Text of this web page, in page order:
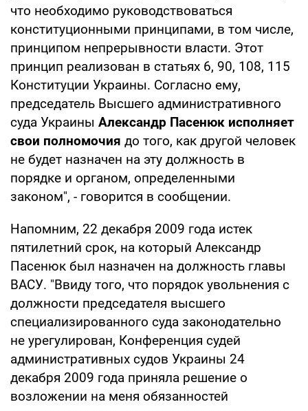
что необходимо руководствоваться
конституционными принципами, в том числе,
принципом непрерывности власти. Этот
принцип реализован в статьях 6, 90, 108, 115
Конституции Украины. Согласно ему,
председатель Высшего административного
суда Украины Александр Пасенюк исполняет
свои полномочия до того, как другой человек
не будет назначен на эту должность в
порядке и органом, определенными
законом", - говорится в сообщении.
Напомним, 22 декабря 2009 года истек
пятилетний срок, на который Александр
Пасенюк был назначен на должность главы
ВАСУ. "Ввиду того, что порядок увольнения с
должности председателя высшего
специализированного суда законодательно
не урегулирован, Конференция судей
административных судов Украины 24
декабря 2009 года приняла решение о
возложении на меня обязанностей